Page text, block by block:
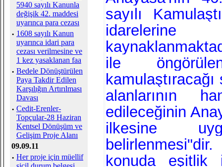
5940 sayılı Kanunla
değişik 42. maddesi
uyarınca para cezası
· 1608 sayılı Kanun
uyarınca idari para
cezası verilmesine ve
1 kez yasaklanan faa
· Bedele Dönüştürülen
Paya Takdir Edilen
Karşılığın Artırılması
Davası
· Cedit-Erenler-
Topçular-28 Haziran
Kentsel Dönüşüm ve
Gelişim Proje Alanı
09.09.11
· Her proje için müellif
sayılı
ile
alanlarının
edileceğinin
ilkesine
konuda eşitlik